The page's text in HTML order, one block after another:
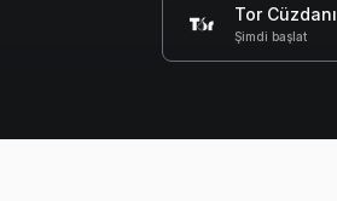
Tor Cüzdanı
Şimdi başlat